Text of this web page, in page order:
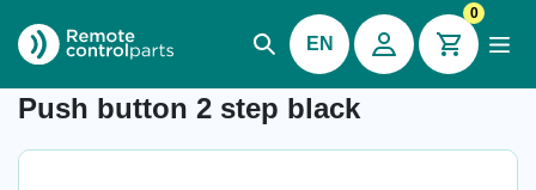
EN
0
Item number: 70.120.1
Push button 2 step black